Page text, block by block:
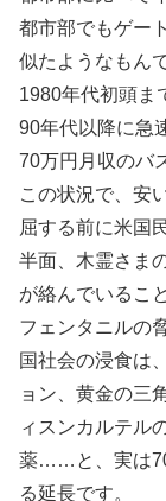
都市部でもゲー
似たようなもん
1980年代初頭ま
90年代以降に急
70万円月収のバ
この状況で、安
屈する前に米国
半面、木霊さま
が絡んでいるこ
フェンタニルの
国社会の浸食は
ョン、黄金の三
ィスンカルテル
薬……と、実は
る延長です。